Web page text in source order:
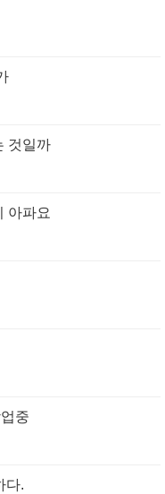
것일까
아파요
중
다.